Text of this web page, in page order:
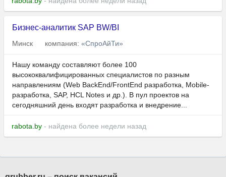
Бизнес-аналитик SAP BW/BI
Минск компания: «СпроАйТи»
Нашу команду составляют более 100
высококвалифицированных специалистов по разным
направлениям (Web BackEnd/FrontEnd разработка, Mobile-
разработка, SAP, HCL Notes и др.). В пул проектов на
сегодняшний день входят разработка и внедрение...
rabota.by - найдена более недели назад